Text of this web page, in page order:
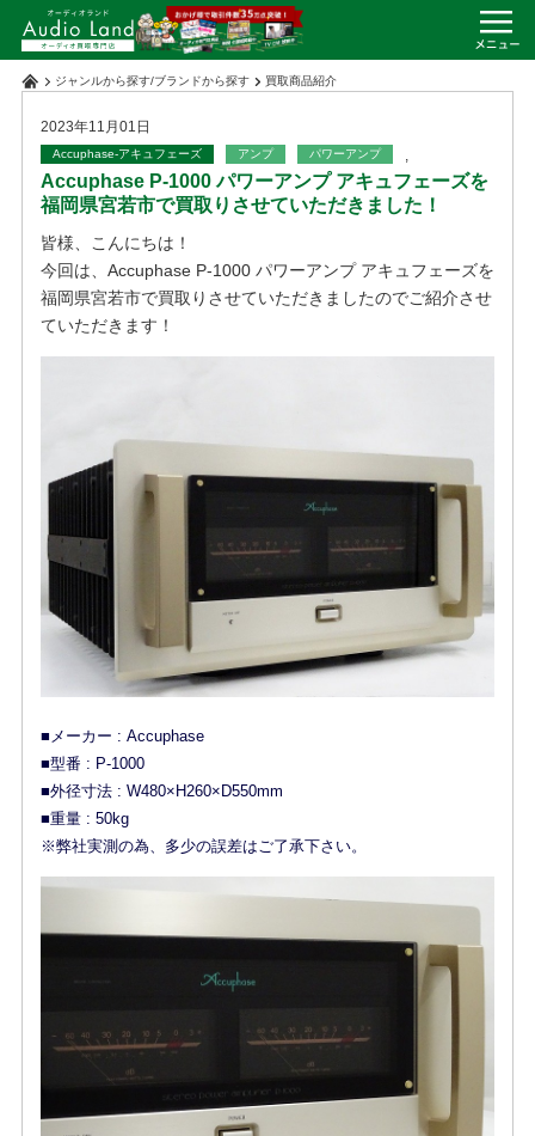
ジャンルから探す/ブランドから探す 買取商品紹介
2023年11月01日
Accuphase-アキュフェーズ アンプ ,
パワーアンプ
Accuphase P-1000 パワーアンプ アキュフェーズを
福岡県宮若市で買取りさせていただきました！
皆様、こんにちは！
今回は、Accuphase P-1000 パワーアンプ アキュフェーズを
福岡県宮若市で買取りさせていただきましたのでご紹介させ
ていただきます！
■メーカー : Accuphase
■型番 : P-1000
■外径寸法 : W480×H260×D550mm
■重量 : 50kg
※弊社実測の為、多少の誤差はご了承下さい。